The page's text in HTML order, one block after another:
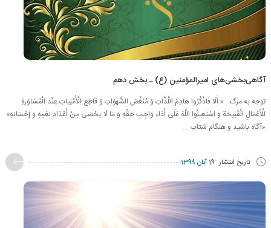
آگاهی‌بخشی‌های امیرالمؤمنین (ع) ـ بخش دهم
توجه به مرگ « أَلَا فَاذْكُرُوا هَادِمَ اللَّذَّاتِ وَ مُنَغِّصَ الشَّهَوَاتِ وَ قَاطِعَ الْأُمْنِیاتِ عِنْدَ الْمُسَاوَرَةِ
لِلْأَعْمَالِ الْقَبِیحَةِ وَ اسْتَعِینُوا اللَّهَ عَلَى أَدَاءِ وَاجِبِ حَقِّهِ وَ مَا لَا یحْصَى مِنْ أَعْدَادِ نِعَمِهِ وَ إِحْسَانِهِ»
«آگاه باشید و هنگام شتاب ...
تاریخ انتشار 19 آبان 1398